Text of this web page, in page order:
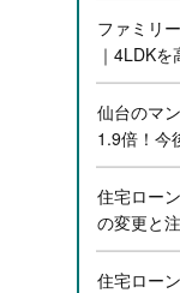
ファミリ
｜4LDK
仙台のマ
1.9倍！今
住宅ロー
の変更と
住宅ロー